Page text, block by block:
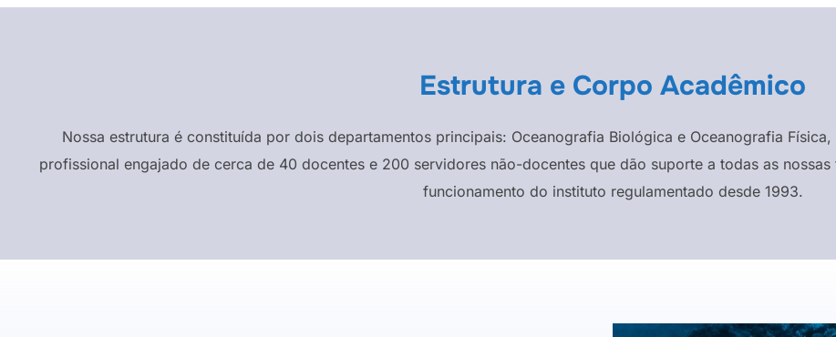
Estrutura e Corpo Acadêmico
Nossa estrutura é constituída por dois departamentos principais: Oceanografia Biológica e Oceanografia
profissional engajado de cerca de 40 docentes e 200 servidores não-docentes que dão suporte a todas as
funcionamento do instituto regulamentado desde 1993.